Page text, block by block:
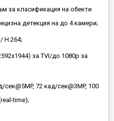
за класификация на обекти
детекция на до 4 камери;
H.264;
за TVI/до 1080p за
72 кад/сек@3MP, 100
time);